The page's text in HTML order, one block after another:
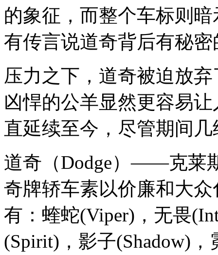
的象征，而整个车标则
有传言说道奇背后有秘
压力之下，道奇被迫放
凶悍的公羊显然更容易
直延续至今，尽管期间
道奇（Dodge）——克莱
奇牌轿车素以价廉和大
有：蝰蛇(Viper)，无畏
(Spirit)，影子(Shadow)，